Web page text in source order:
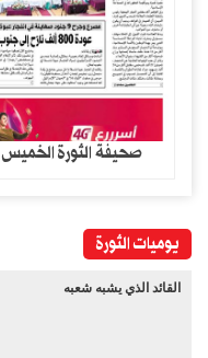
صحيفة الثورة الخميس 23 صفر 1448- 6 اغسطس 2026
يوميات الثورة
القائد الذي يشبه شعبه